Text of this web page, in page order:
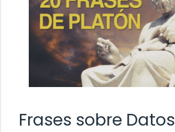
Frases sobre Datos